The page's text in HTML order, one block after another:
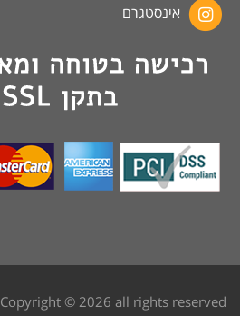
אינסטגרם
Copyright © 2026 all rights reserved | נבנה ע"י לוגייט טכנולוגיות